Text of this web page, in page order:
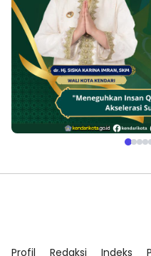
Profil Redaksi Indeks